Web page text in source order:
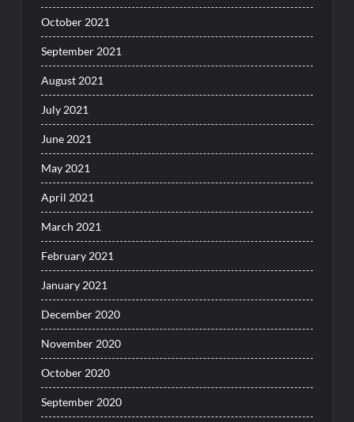
October 2021
September 2021
August 2021
July 2021
June 2021
May 2021
April 2021
March 2021
February 2021
January 2021
December 2020
November 2020
October 2020
September 2020